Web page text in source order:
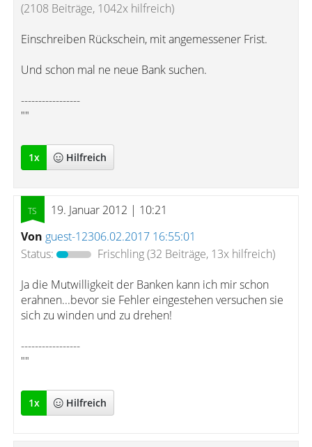
(2108 Beiträge, 1042x hilfreich)
Einschreiben Rückschein, mit angemessener Frist.
Und schon mal ne neue Bank suchen.
-----------------
""
1x Hilfreich
19. Januar 2012 | 10:21
Von guest-12306.02.2017 16:55:01
Status:
Frischling(32 Beiträge, 13x hilfreich)
Ja die Mutwilligkeit der Banken kann ich mir schon
erahnen...bevor sie Fehler eingestehen versuchen sie
sich zu winden und zu drehen!
-----------------
""
1x Hilfreich